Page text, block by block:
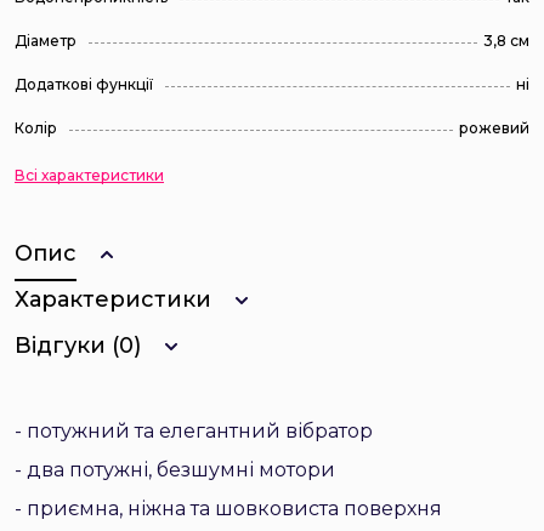
Діаметр 3,8 см
Додаткові функції ні
Колір рожевий
Всі характеристики
Опис
Характеристики
Відгуки (0)
- потужний та елегантний вібратор
- два потужні, безшумні мотори
- приємна, ніжна та шовковиста поверхня